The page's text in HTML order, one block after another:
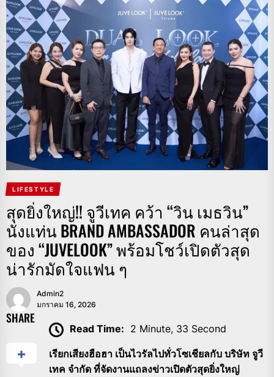
LIFESTYLE
สุดยิ่งใหญ่!! จูวีเทค คว้า “วิน เมธวิน”
นั่งแท่น BRAND AMBASSADOR คนล่าสุด
ของ “JUVELOOK” พร้อมโชว์เปิดตัวสุด
น่ารักมัดใจแฟน ๆ
Admin2
มกราคม 16, 2026
SHARE
Read Time: 2 Minute, 33 Second
เรียกเสียงฮือฮา เป็นไวรัลไปทั่วโซเชียลกับ บริษัท จูวี
เทค จำกัด ที่จัดงานแถลงข่าวเปิดตัวสุดยิ่งใหญ่